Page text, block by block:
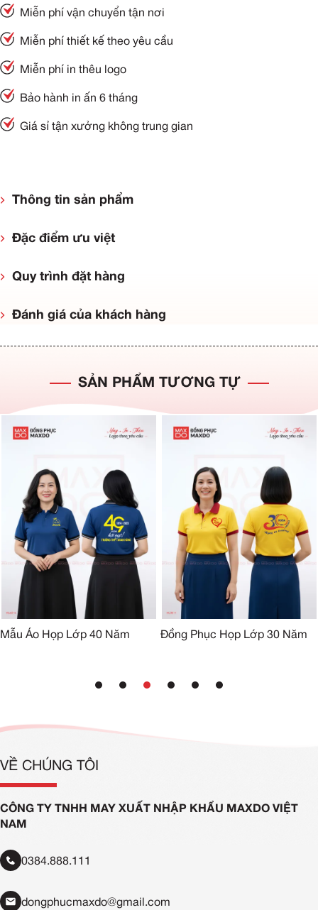
Miễn phí vận chuyển tận nơi
Miễn phí thiết kế theo yêu cầu
Miễn phí in thêu logo
Bảo hành in ấn 6 tháng
Giá sỉ tận xưởng không trung gian
Thông tin sản phẩm
Đặc điểm ưu việt
Quy trình đặt hàng
Đánh giá của khách hàng
SẢN PHẨM TƯƠNG TỰ
Mẫu Áo Họp Lớp 40 Năm Đồng Phục Họp Lớp 30 Năm
VỀ CHÚNG TÔI
CÔNG TY TNHH MAY XUẤT NHẬP KHẨU MAXDO VIỆT
NAM
0384.888.111
dongphucmaxdo@gmail.com